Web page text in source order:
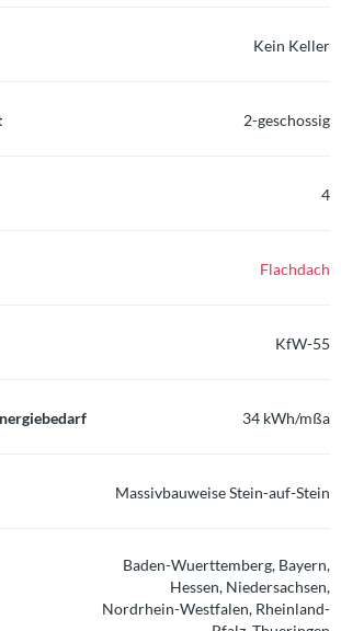
Kein Keller
2-geschossig
4
Flachdach
KfW-55
34 kWh/mßa
Massivbauweise Stein-auf-Stein
Baden-Wuerttemberg, Bayern,
Hessen, Niedersachsen,
Nordrhein-Westfalen, Rheinland-